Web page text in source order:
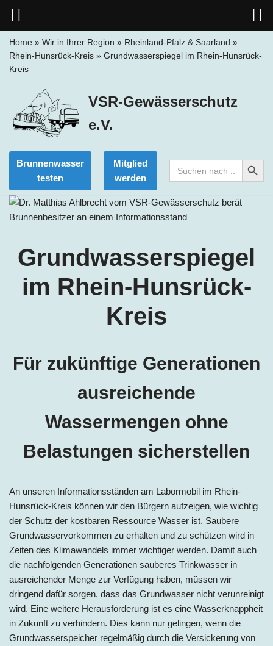
springen
Home » Wir in Ihrer Region » Rheinland-Pfalz & Saarland »
Rhein-Hunsrück-Kreis » Grundwasserspiegel im Rhein-Hunsrück-
Kreis
VSR-Gewässerschutz
e.V.
Brunnenwasser
testen
Mitglied
werden
Search
for:
Search Button
Grundwasserspiegel
im Rhein-Hunsrück-
Kreis
Für zukünftige Generationen
ausreichende
Wassermengen ohne
Belastungen sicherstellen
An unseren Informationsständen am Labormobil im Rhein-
Hunsrück-Kreis können wir den Bürgern aufzeigen, wie wichtig
der Schutz der kostbaren Ressource Wasser ist. Saubere
Grundwasservorkommen zu erhalten und zu schützen wird in
Zeiten des Klimawandels immer wichtiger werden. Damit auch
die nachfolgenden Generationen sauberes Trinkwasser in
ausreichender Menge zur Verfügung haben, müssen wir
dringend dafür sorgen, dass das Grundwasser nicht verunreinigt
wird. Eine weitere Herausforderung ist es eine Wasserknappheit
in Zukunft zu verhindern. Dies kann nur gelingen, wenn die
Grundwasserspeicher regelmäßig durch die Versickerung von